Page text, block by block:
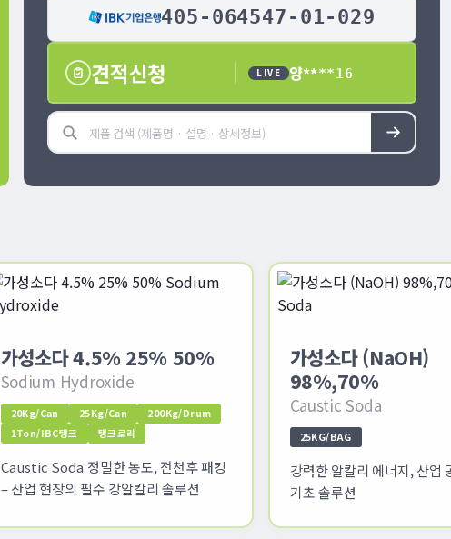
405-064547-01-029
견적신청 LIVE 김****97
가성소다 4.5% 25% 50%
Sodium Hydroxide
20Kg/Can 25Kg/Can
200Kg/Drum
1Ton/IBC탱크
탱크로리
Caustic Soda 정밀한 농도, 전천후 패킹
– 산업 현장의 필수 강알칼리 솔루션
가성소다 (NaOH)
98%,70%
Caustic Soda
25KG/BAG
강력한 알칼리 에너지, 산업
기초 솔루션